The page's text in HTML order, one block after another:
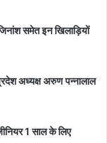
समेत इन खिलाड़ियों
अध्यक्ष अरुण पन्नालाल
1 साल के लिए